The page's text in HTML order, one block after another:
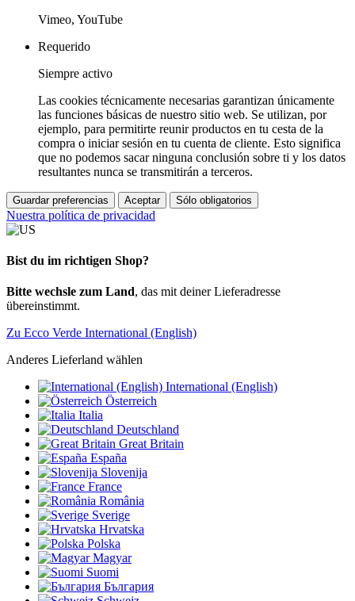
Vimeo, YouTube
Requerido
Siempre activo
Las cookies técnicamente necesarias garantizan únicamente
las funciones básicas de nuestro sitio web. Se utilizan, por
ejemplo, para permitirte reunir productos en tu cesta de la
compra o iniciar sesión en tu cuenta de cliente. Esto significa
que no podemos sacar ninguna conclusión sobre ti y los datos
resultantes nunca se transmitirán a terceros.
Guardar preferencias Aceptar Sólo obligatorios
Nuestra política de privacidad
Bist du im richtigen Shop?
Bitte wechsle zum Land, das mit deiner Lieferadresse
übereinstimmt.
Zu Ecco Verde International (English)
Anderes Lieferland wählen
International (English)
Österreich
Italia
Deutschland
Great Britain
España
Slovenija
France
România
Sverige
Hrvatska
Polska
Magyar
Suomi
България